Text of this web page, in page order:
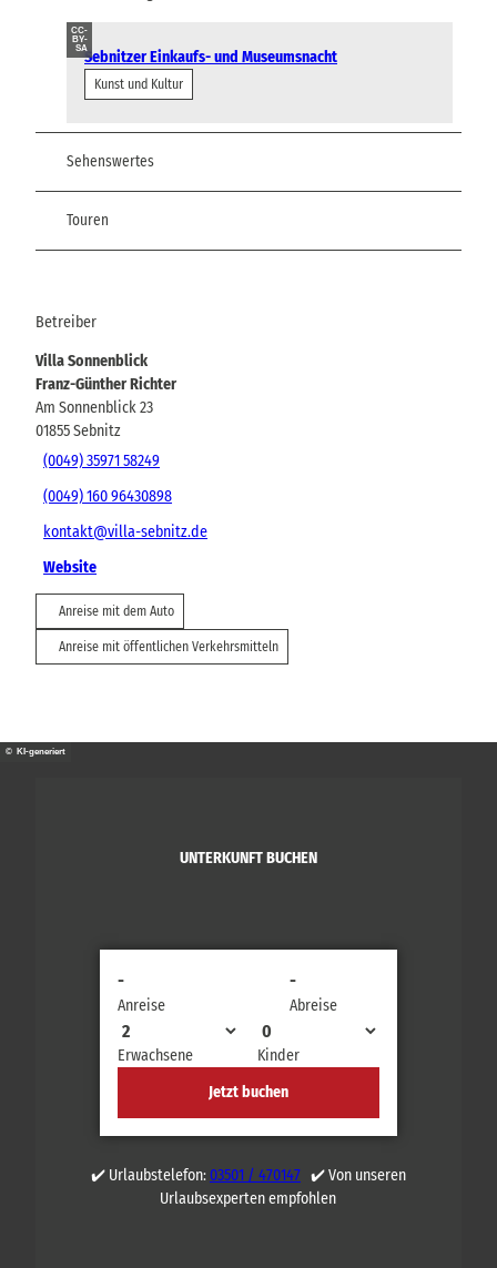
CC-
BY-
SASebnitzer Einkaufs- und Museumsnacht
Kunst und Kultur
Sehenswertes
Touren
Betreiber
Villa Sonnenblick
Franz-Günther Richter
Am Sonnenblick 23
01855Sebnitz
(0049) 35971 58249
(0049) 160 96430898
kontakt@villa-sebnitz.de
Website
Anreise mit dem Auto
Anreise mit öffentlichen Verkehrsmitteln
© KI-generiert
UNTERKUNFT BUCHEN
Anreise
-
Abreise
-
Erwachsene
Kinder
Jetzt buchen
✔️ Urlaubstelefon:03501 / 470147✔️ Von unseren
Urlaubsexperten empfohlen